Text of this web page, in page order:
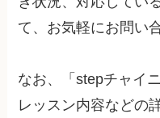
て、お気軽にお問い
なお、「stepチャイ
レッスン内容などの